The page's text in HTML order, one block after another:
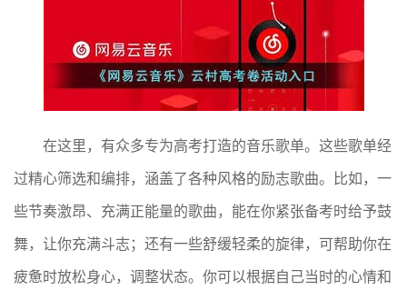
在这里，有众多专为高考打造的音乐歌单。这些歌单经
过精心筛选和编排，涵盖了各种风格的励志歌曲。比如，一
些节奏激昂、充满正能量的歌曲，能在你紧张备考时给予鼓
舞，让你充满斗志；还有一些舒缓轻柔的旋律，可帮助你在
疲惫时放松身心，调整状态。你可以根据自己当时的心情和